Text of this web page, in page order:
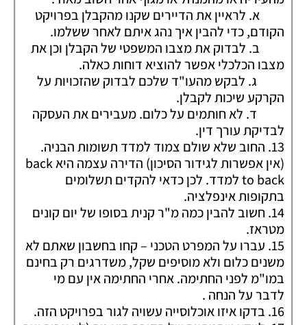
א. לראיין את הדיירים שקנו מהקבלן בפרויקט
הקודם, כדי להבין איך נהג איתם לאחר ששלמו.
ב. לבדוק את מצבו המשפטי של הקבלן וכן את
מצבו הכלכלי אפשר להוציא דוחות כאלה.
ג. לבקש מהעו"ד שלכם לבדוק שהזכויות על
הקרקע שיכות לקבלן.
ד. לא חותמים על כלום. מעבירים את העסקה
לבדיקת עורך דין.
13. החוב שלא שולם צמוד למדד תשומות הבניה.
(אין אפשרות לגידור הסיכון) הדירה עצמה היא back
to back למדד. לכן כדאי להקדים תשלומים
בתקופות אינפלציה.
14. חשוב להבין כמה מ"ר קנית בסופו של יום קונים
מטראז.
15. עברו על המפרט הטכני – קחו בחשבון שאתם לא
משנים כלום ולא מוסיפים שקל, משדרגים רק בחינם
במו"מ לפני החתימה. אחרי החתימה אין עם מי
לדבר על הנחה .
16. בדקו איזו אוכלוסייה עשויה לגור בפרויקט הזה.